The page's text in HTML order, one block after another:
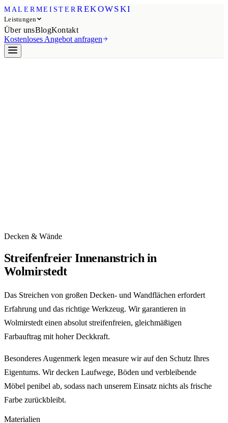
MALERMEISTERREKOWSKI
Leistungen
Über unsBlogKontakt
Kostenloses Angebot anfragen
Decken & Wände
Streifenfreier Innenanstrich in
Wolmirstedt
Das Streichen von großen Decken- und Wandflächen erfordert
Erfahrung und das richtige Werkzeug. Wir garantieren in
Wolmirstedt einen absolut streifenfreien, gleichmäßigen
Farbauftrag mit hoher Deckkraft.
Besonderes Augenmerk legen measure wir auf den Schutz Ihres
Eigentums. Wir decken Laufwege, Böden und verbleibende
Möbel penibel ab, sodass nach unserem Einsatz nichts als frische
Farbe zurückbleibt.
Materialien